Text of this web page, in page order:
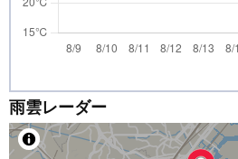
雨雲レーダー